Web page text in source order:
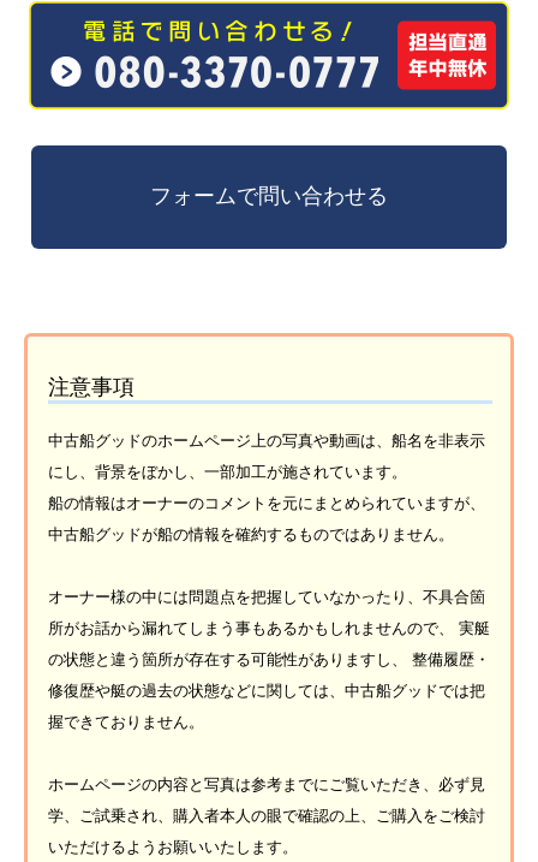
注意事項
中古船グッドのホームページ上の写真や動画は、船名を非表示
にし、背景をぼかし、一部加工が施されています。
船の情報はオーナーのコメントを元にまとめられていますが、
中古船グッドが船の情報を確約するものではありません。
オーナー様の中には問題点を把握していなかったり、不具合箇
所がお話から漏れてしまう事もあるかもしれませんので、 実艇
の状態と違う箇所が存在する可能性がありますし、 整備履歴・
修復歴や艇の過去の状態などに関しては、中古船グッドでは把
握できておりません。
ホームページの内容と写真は参考までにご覧いただき、必ず見
学、ご試乗され、購入者本人の眼で確認の上、ご購入をご検討
いただけるようお願いいたします。